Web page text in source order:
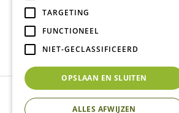
Tuincentrum
Dierenwinkel
Tuinplanten
Cafetaria
TARGETING
FUNCTIONEEL
NIET-GECLASSIFICEERD
OPSLAAN EN SLUITEN
ALLES AFWIJZEN